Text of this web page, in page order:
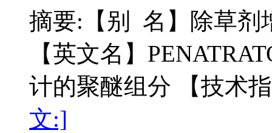
摘要: 【别 名】除草剂
【英文名】
计的聚醚组分 【技术
文:]